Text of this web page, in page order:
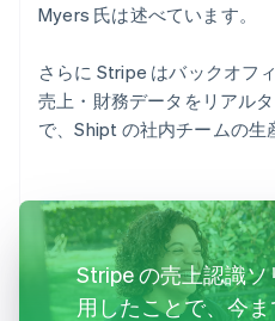
Myers 氏は述べています。
さらに Stripe はバックオフ
売上・財務データをリアル
で、Shipt の社内チームの生
Stripe の売上認識
用したことで、今